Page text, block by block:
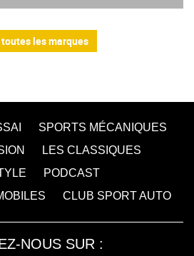
les marques
SPORTS MÉCANIQUES
LES CLASSIQUES
PODCAST
CLUB SPORT AUTO
NOUS SUR :